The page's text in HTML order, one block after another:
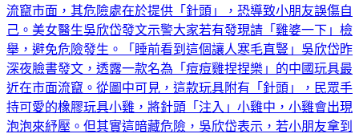
流竄市面，其危險處在於提供「針頭」，恐導致小朋友誤傷自
己。美女醫生吳欣岱發文示警大家若有發現請「雞婆一下」檢
舉，避免危險發生。「睡前看到這個讓人寒毛直豎」吳欣岱昨
深夜臉書發文，透露一款名為「痘痘雞捏捏樂」的中國玩具最
近在市面流竄。從圖中可見，這款玩具附有「針頭」，民眾手
持可愛的橡膠玩具小雞，將針頭「注入」小雞中，小雞會出現
泡泡來紓壓。但其實這暗藏危險，吳欣岱表示，若小朋友拿到